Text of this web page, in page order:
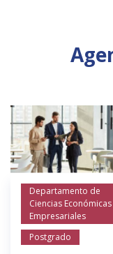
Departamento de
Ciencias
Empresariales
Postgrado